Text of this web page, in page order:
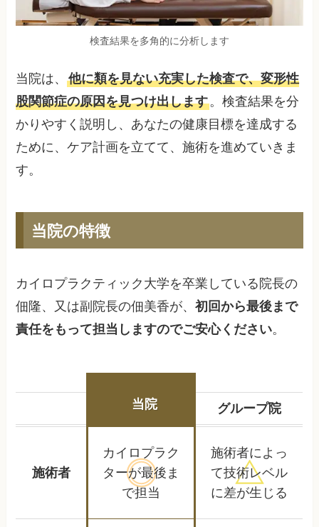
検査結果を多角的に分析します
当院は、他に類を見ない充実した検査で、変形性
股関節症の原因を見つけ出します。検査結果を分
かりやすく説明し、あなたの健康目標を達成する
ために、ケア計画を立てて、施術を進めていきま
す。
当院の特徴
カイロプラクティック大学を卒業している院長の
佃隆、又は副院長の佃美香が、初回から最後まで
責任をもって担当しますのでご安心ください。
当院 グループ院
施術者
カイロプラク
ターが最後ま
で担当
施術者によっ
て技術レベル
に差が生じる